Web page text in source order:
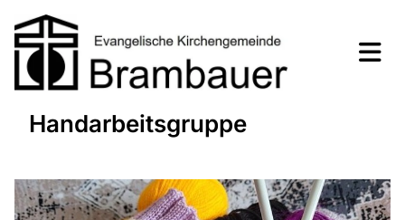
Handarbeitsgruppe